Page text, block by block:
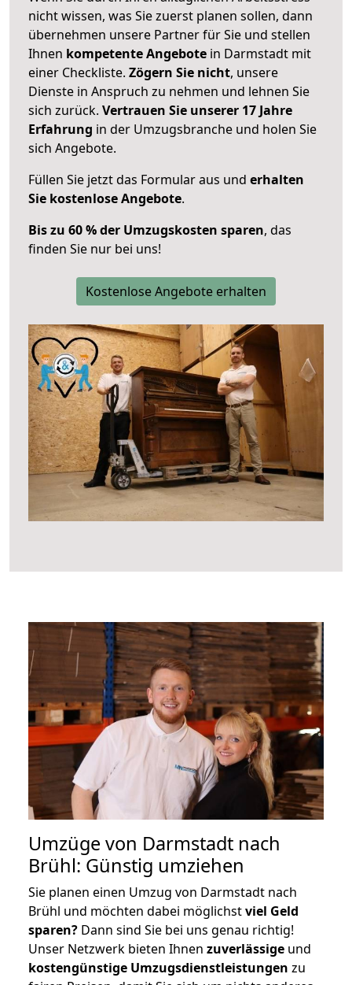
nicht wissen, was Sie zuerst planen sollen, dann
übernehmen unsere Partner für Sie und stellen
Ihnen kompetente Angebote in Darmstadt mit
einer Checkliste. Zögern Sie nicht, unsere
Dienste in Anspruch zu nehmen und lehnen Sie
sich zurück. Vertrauen Sie unserer 17 Jahre
Erfahrung in der Umzugsbranche und holen Sie
sich Angebote.
Füllen Sie jetzt das Formular aus und erhalten
Sie kostenlose Angebote.
Bis zu 60 % der Umzugskosten sparen, das
finden Sie nur bei uns!
Kostenlose Angebote erhalten
Umzüge von Darmstadt nach
Brühl: Günstig umziehen
Sie planen einen Umzug von Darmstadt nach
Brühl und möchten dabei möglichstviel Geld
sparen? Dann sind Sie bei uns genau richtig!
Unser Netzwerk bieten Ihnen zuverlässige und
kostengünstige Umzugsdienstleistungen zu